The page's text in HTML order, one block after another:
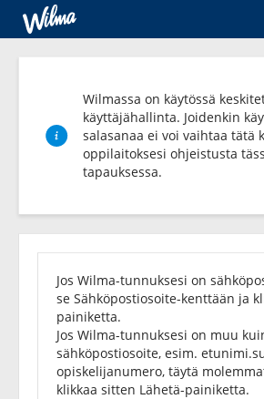
Wilmassa on käytössä
käyttäjähallinta. Joidenkin
salasanaa ei voi vaihtaa tätä
oppilaitoksesi ohjeistusta
tapauksessa.
Unohditko
salasanasi?
Jos Wilma-tunnuksesi on
se Sähköpostiosoite-kenttään ja
painiketta.
Jos Wilma-tunnuksesi on muu
sähköpostiosoite, esim.
opiskelijanumero, täytä
klikkaa sitten Lähetä-painiketta.